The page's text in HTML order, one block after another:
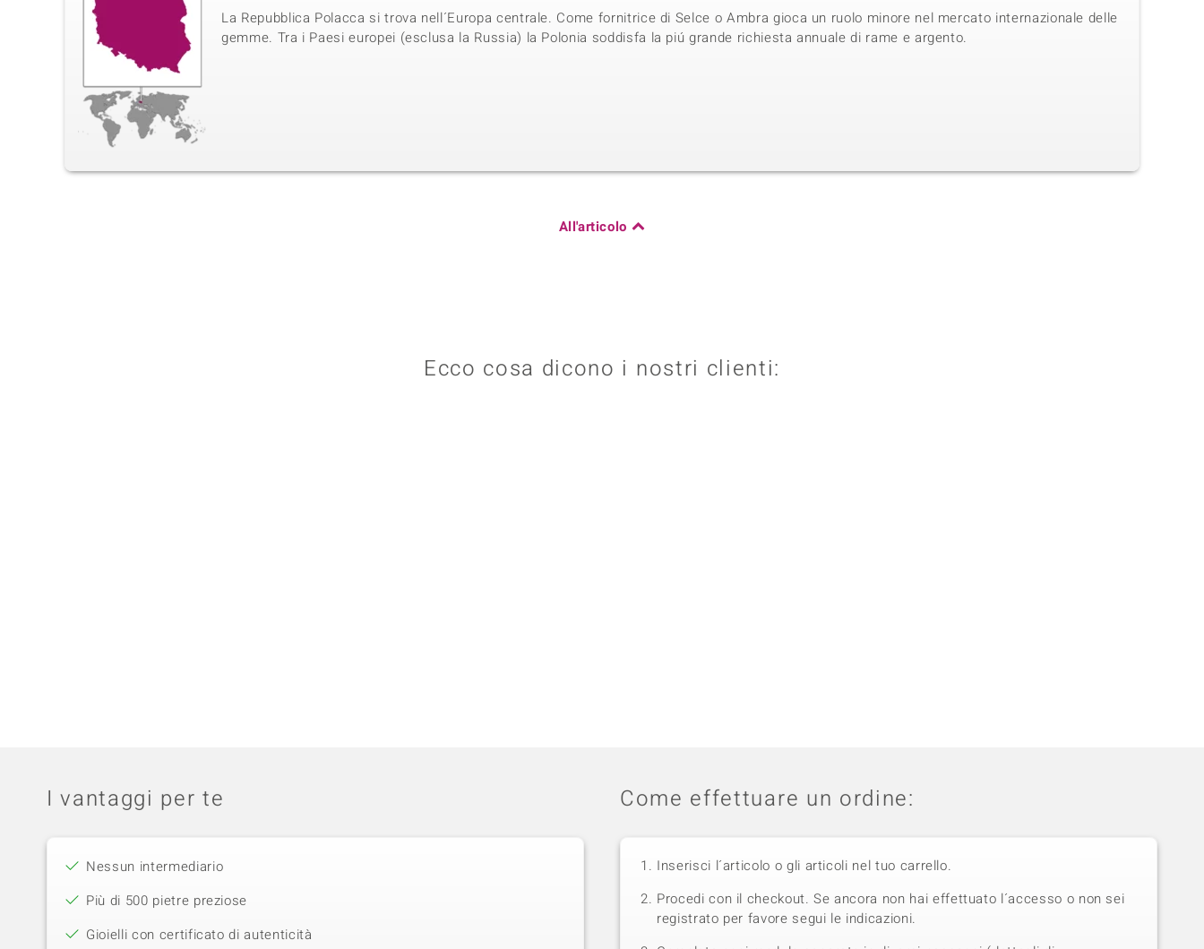
La Repubblica Polacca si trova nell´Europa centrale. Come fornitrice di Selce o Ambra gioca un ruolo minore nel mercato internazionale delle
gemme. Tra i Paesi europei (esclusa la Russia) la Polonia soddisfa la piú grande richiesta annuale di rame e argento.
All'articolo
Ecco cosa dicono i nostri clienti:
I vantaggi per te
Nessun intermediario
Più di 500 pietre preziose
Gioielli con certificato di autenticità
Come effettuare un ordine:
Inserisci l´articolo o gli articoli nel tuo carrello.
Procedi con il checkout. Se ancora non hai effettuato l´accesso o non sei
registrato per favore segui le indicazioni.